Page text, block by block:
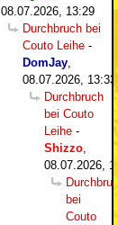
08.07.2026, 13:29
Durchbruch bei
Couto Leihe -
DomJay
08.07.2026, 13:33
Durchbruch
bei Couto
Leihe -
Shizzo
08.07.2026,
bei
Couto